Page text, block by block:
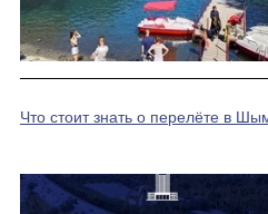
Что стоит знать о перелёте в